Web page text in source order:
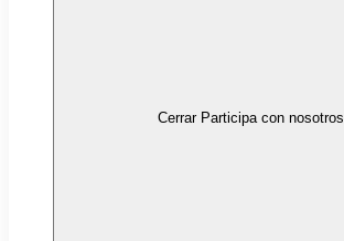
Cerrar Participa con nosotros